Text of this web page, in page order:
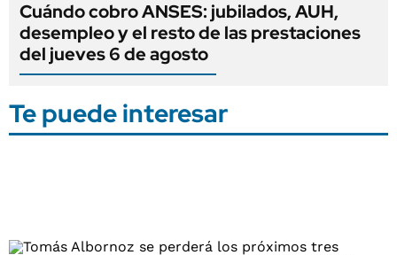
Cuándo cobro ANSES: jubilados, AUH,
desempleo y el resto de las prestaciones
del jueves 6 de agosto
Te puede interesar